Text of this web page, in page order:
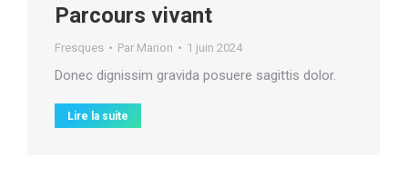
Parcours vivant
Fresques Par Marion 1 juin 2024
Donec dignissim gravida posuere sagittis dolor.
Lire la suite